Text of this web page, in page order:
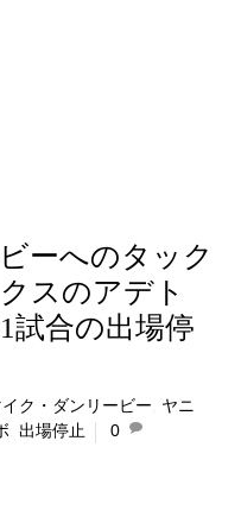
ーへのタック
スのアデト
試合の出場停
イク・ダンリービー
ヤニ
,出場停止 0